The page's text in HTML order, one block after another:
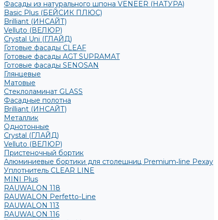
Фасады из натурального шпона VENEER (НАТУРА)
Basic Plus (БЕЙСИК ПЛЮС)
Brilliant (ИНСАЙТ)
Velluto (ВЕЛЮР)
Crystal Uni (ГЛАЙД)
Готовые фасады CLEAF
Готовые фасады AGT SUPRAMAT
Готовые фасады SENOSAN
Глянцевые
Матовые
Стеклоламинат GLASS
Фасадные полотна
Brilliant (ИНСАЙТ)
Металлик
Однотонные
Crystal (ГЛАЙД)
Velluto (ВЕЛЮР)
Пристеночный бортик
Алюминиевые бортики для столешниц Premium‑line Рехау
Уплотнитель CLEAR LINE
MINI Plus
RAUWALON 118
RAUWALON Perfetto-Line
RAUWALON 113
RAUWALON 116